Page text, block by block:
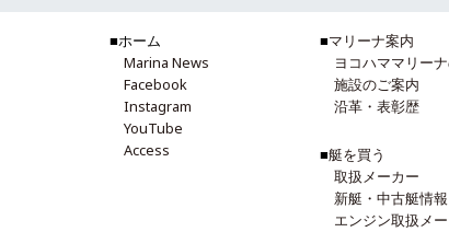
■ホーム
Marina News
Facebook
Instagram
YouTube
Access
■マリーナ案内
ヨコハママリー
施設のご案内
沿革・表彰歴
■艇を買う
取扱メーカー
新艇・中古艇情報
エンジン取扱メ